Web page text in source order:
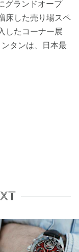
グランドオープ
床した売り場スペ
したコーナー展
タンは、日本最